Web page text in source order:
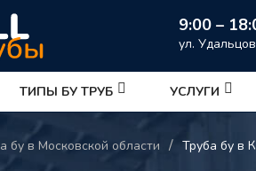
9:00 –
ул.
ТИПЫ БУ ТРУБ УСЛУГИ
бу в Московской области / Труба бу в